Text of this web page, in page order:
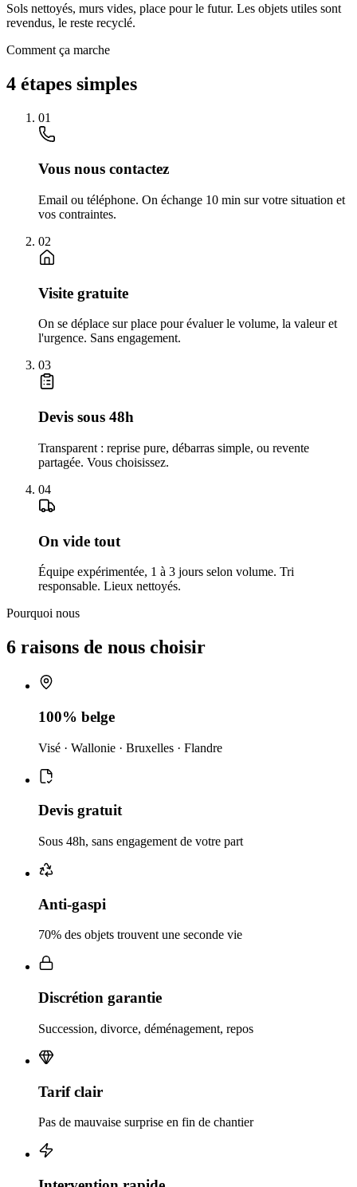
Sols nettoyés, murs vides, place pour le futur. Les objets utiles sont
revendus, le reste recyclé.
Comment ça marche
4 étapes simples
01
Vous nous contactez
Email ou téléphone. On échange 10 min sur votre situation et
vos contraintes.
02
Visite gratuite
On se déplace sur place pour évaluer le volume, la valeur et
l'urgence. Sans engagement.
03
Devis sous 48h
Transparent : reprise pure, débarras simple, ou revente
partagée. Vous choisissez.
04
On vide tout
Équipe expérimentée, 1 à 3 jours selon volume. Tri
responsable. Lieux nettoyés.
Pourquoi nous
6 raisons de nous choisir
100% belge
Visé · Wallonie · Bruxelles · Flandre
Devis gratuit
Sous 48h, sans engagement de votre part
Anti-gaspi
70% des objets trouvent une seconde vie
Discrétion garantie
Succession, divorce, déménagement, repos
Tarif clair
Pas de mauvaise surprise en fin de chantier